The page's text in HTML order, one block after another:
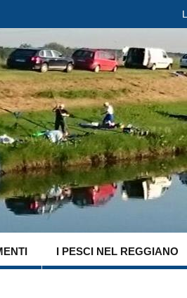
I PESCI NEL REGGIANO